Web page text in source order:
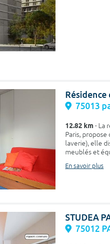
Résidence
75013
12.82 km- La
Paris,
laverie), elle
meublés et
En savoir plus
STUDEA
75012